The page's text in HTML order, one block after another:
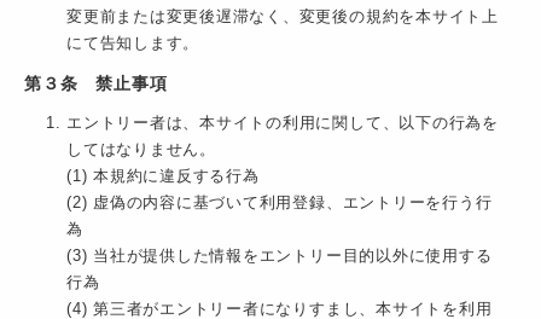
変更前または変更後遅滞なく、変更後の規約を本サイト上
にて告知します。
第３条 禁止事項
エントリー者は、本サイトの利用に関して、以下の行為を
してはなりません。
(1) 本規約に違反する行為
(2) 虚偽の内容に基づいて利用登録、エントリーを行う行
為
(3) 当社が提供した情報をエントリー目的以外に使用する
行為
(4) 第三者がエントリー者になりすまし、本サイトを利用